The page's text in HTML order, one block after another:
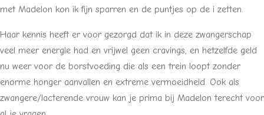
met Madelon kon ik fijn sparren en de puntjes op de i zetten.
Haar kennis heeft er voor gezorgd dat ik in deze zwangerschap
veel meer energie had en vrijwel geen cravings, en hetzelfde geld
nu weer voor de borstvoeding die als een trein loopt zonder
enorme honger aanvallen en extreme vermoeidheid. Ook als
zwangere/lacterende vrouw kan je prima bij Madelon terecht voor